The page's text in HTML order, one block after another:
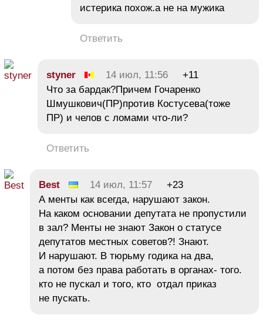
истерика похож.а не на мужика
Ответить
styner 14 июл, 11:56
+11
Что за бардак?Причем Гочаренко
Шмушкович(ПР)против Костусева(тоже
ПР) и челов с ломами что-ли?
Ответить
Best 14 июл, 11:57
+23
А менты как всегда, нарушают закон.
На каком основании депутата не пропустили
в зал? Менты не знают Закон о статусе
депутатов местных советов?! Знают.
И нарушают. В тюрьму годика на два,
а потом без права работать в органах- того.
кто не пускал и того, кто отдал приказ
не пускать.